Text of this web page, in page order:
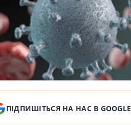
ПІДПИШІТЬСЯ НА НАС В GOOGLE